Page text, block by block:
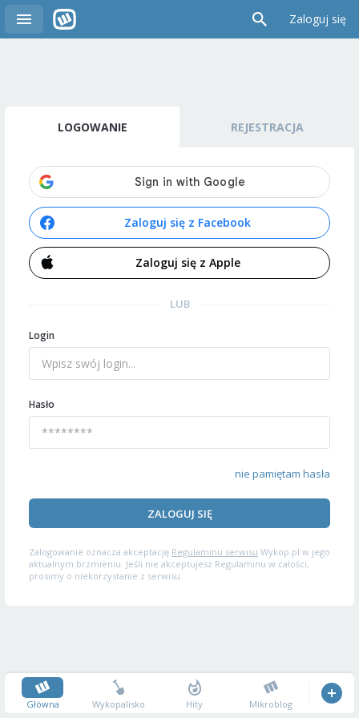
Zaloguj się
LOGOWANIE REJESTRACJA
Zaloguj się z Facebook
Zaloguj się z Apple
LUB
Login
Hasło
nie pamiętam hasła
ZALOGUJ SIĘ
Zalogowanie oznacza akceptację Regulaminu serwisu Wykop.pl w jego
aktualnym brzmieniu. Jeśli nie akceptujesz Regulaminu w całości,
prosimy o niekorzystanie z serwisu.
Główna Wykopalisko Hity Mikroblog